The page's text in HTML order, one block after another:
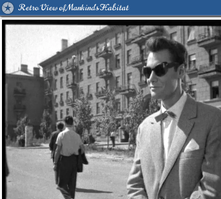
Retro View of Mankind's Habitat